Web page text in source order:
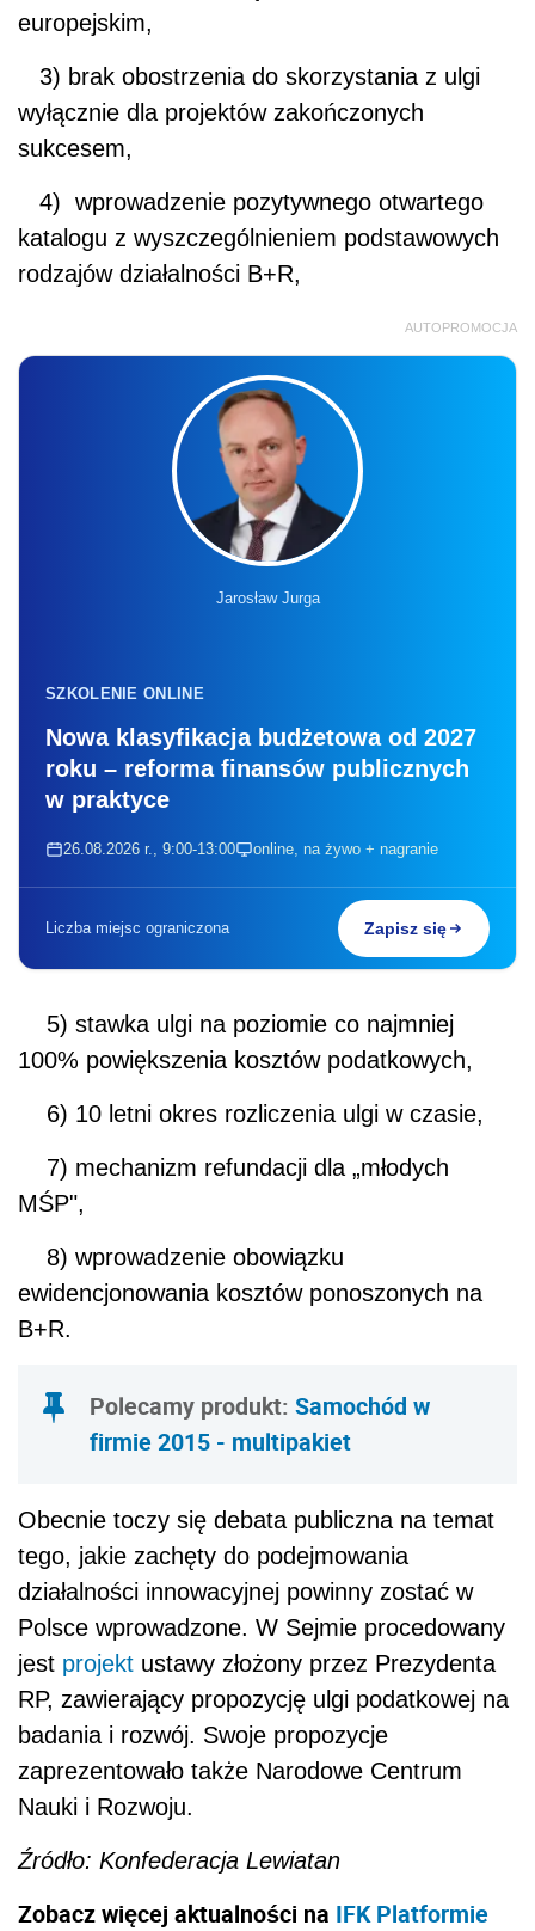
europejskim,
3) brak obostrzenia do skorzystania z ulgi
wyłącznie dla projektów zakończonych
sukcesem,
4) wprowadzenie pozytywnego otwartego
katalogu z wyszczególnieniem podstawowych
rodzajów działalności B+R,
AUTOPROMOCJA
Jarosław Jurga
SZKOLENIE ONLINE
Nowa klasyfikacja budżetowa od 2027
roku – reforma finansów publicznych
w praktyce
26.08.2026 r., 9:00-13:00 online, na żywo + nagranie
Liczba miejsc ograniczona Zapisz się
5) stawka ulgi na poziomie co najmniej
100% powiększenia kosztów podatkowych,
6) 10 letni okres rozliczenia ulgi w czasie,
7) mechanizm refundacji dla „młodych
MŚP",
8) wprowadzenie obowiązku
ewidencjonowania kosztów ponoszonych na
B+R.
Polecamy produkt: Samochód w
firmie 2015 - multipakiet
Obecnie toczy się debata publiczna na temat
tego, jakie zachęty do podejmowania
działalności innowacyjnej powinny zostać w
Polsce wprowadzone. W Sejmie procedowany
jest projekt ustawy złożony przez Prezydenta
RP, zawierający propozycję ulgi podatkowej na
badania i rozwój. Swoje propozycje
zaprezentowało także Narodowe Centrum
Nauki i Rozwoju.
Źródło: Konfederacja Lewiatan
Zobacz więcej aktualności na IFK Platformie